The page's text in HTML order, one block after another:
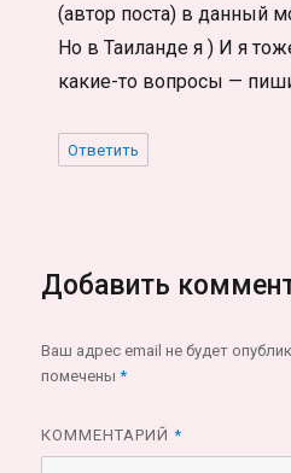
(автор поста) в данный
Но в Таиланде я ) И я
какие-то вопросы —
Ответить
Добавить
Ваш адрес email не будет
помечены*
КОММЕНТАРИЙ*